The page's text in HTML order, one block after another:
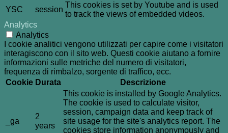
YSC
session
This cookies is set by Youtube and is used
to track the views of embedded videos.
Analytics
Analytics
I cookie analitici vengono utilizzati per capire come i visitatori
interagiscono con il sito web. Questi cookie aiutano a fornire
informazioni sulle metriche del numero di visitatori,
frequenza di rimbalzo, sorgente di traffico, ecc.
Cookie Durata Descrizione
_ga
2
years
This cookie is installed by Google Analytics.
The cookie is used to calculate visitor,
session, campaign data and keep track of
site usage for the site's analytics report. The
cookies store information anonymously and